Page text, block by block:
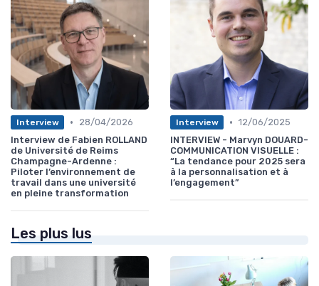
Interview •
28/04/2026
Interview de Fabien ROLLAND
de Université de Reims
Champagne-Ardenne :
Piloter l’environnement de
travail dans une université
en pleine transformation
Interview • 12/06/2025
INTERVIEW - Marvyn DOUARD-
COMMUNICATION VISUELLE :
“La tendance pour 2025 sera
à la personnalisation et à
l’engagement”
Les plus lus